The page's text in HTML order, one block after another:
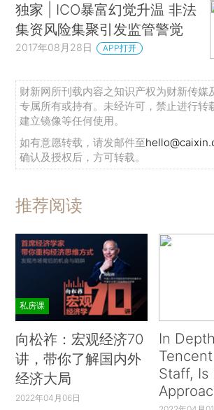
独家 | ICO暴富幻觉升温 非法
集资风险集聚引发监管警觉
2017年08月28日 APP打开
财新网所刊载内容之知识产权为财新传媒
专属所有或持有。未经许可，禁止进行转
建立镜像等任何使用。
如有意愿转载，请发邮件至
确认及授权后，方可转载。
推荐阅读
私房课
向松祚：宏观经济70
讲，带你了解国内外
经济大局
2022年04月06日
In
Staff, Is